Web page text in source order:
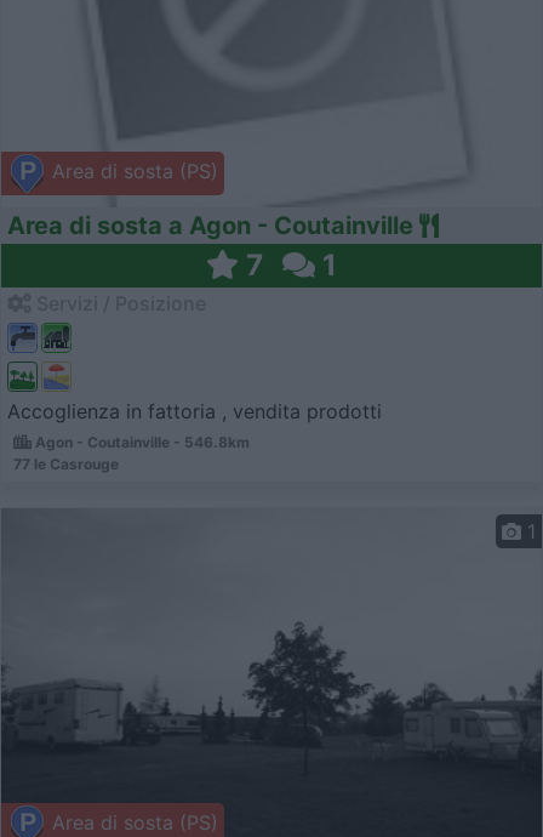
Area di sosta (PS)
Area di sosta a Agon - Coutainville
7 1
Accoglienza in fattoria , vendita prodotti
Agon - Coutainville - 546.8km
77 le Casrouge
Area di sosta (PS)
1